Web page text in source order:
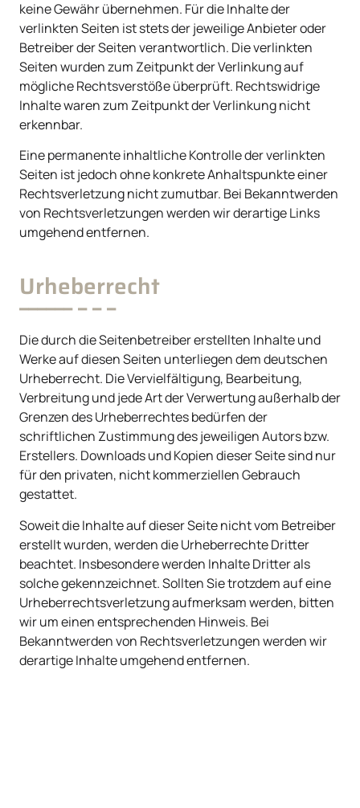
keine Gewähr übernehmen. Für die Inhalte der
verlinkten Seiten ist stets der jeweilige Anbieter oder
Betreiber der Seiten verantwortlich. Die verlinkten
Seiten wurden zum Zeitpunkt der Verlinkung auf
mögliche Rechtsverstöße überprüft. Rechtswidrige
Inhalte waren zum Zeitpunkt der Verlinkung nicht
erkennbar.
Eine permanente inhaltliche Kontrolle der verlinkten
Seiten ist jedoch ohne konkrete Anhaltspunkte einer
Rechtsverletzung nicht zumutbar. Bei Bekanntwerden
von Rechtsverletzungen werden wir derartige Links
umgehend entfernen.
Urheberrecht
Die durch die Seitenbetreiber erstellten Inhalte und
Werke auf diesen Seiten unterliegen dem deutschen
Urheberrecht. Die Vervielfältigung, Bearbeitung,
Verbreitung und jede Art der Verwertung außerhalb der
Grenzen des Urheberrechtes bedürfen der
schriftlichen Zustimmung des jeweiligen Autors bzw.
Erstellers. Downloads und Kopien dieser Seite sind nur
für den privaten, nicht kommerziellen Gebrauch
gestattet.
Soweit die Inhalte auf dieser Seite nicht vom Betreiber
erstellt wurden, werden die Urheberrechte Dritter
beachtet. Insbesondere werden Inhalte Dritter als
solche gekennzeichnet. Sollten Sie trotzdem auf eine
Urheberrechtsverletzung aufmerksam werden, bitten
wir um einen entsprechenden Hinweis. Bei
Bekanntwerden von Rechtsverletzungen werden wir
derartige Inhalte umgehend entfernen.